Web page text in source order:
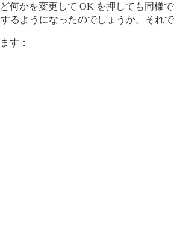
何かを変更して OK を押しても同様
るようになったのでしょうか。それ
す：